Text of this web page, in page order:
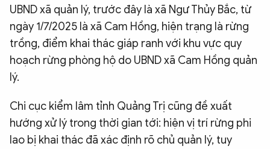
UBND xã quản lý, trước đây là xã Ngư Thủy Bắc, từ
ngày 1/7/2025 là xã Cam Hồng, hiện trạng là rừng
trồng, điểm khai thác giáp ranh với khu vực quy
hoạch rừng phòng hộ do UBND xã Cam Hồng quản
lý.
Chi cục kiểm lâm tỉnh Quảng Trị cũng đề xuất
hướng xử lý trong thời gian tới: hiện vị trí rừng phi
lao bị khai thác đã xác định rõ chủ quản lý, tuy